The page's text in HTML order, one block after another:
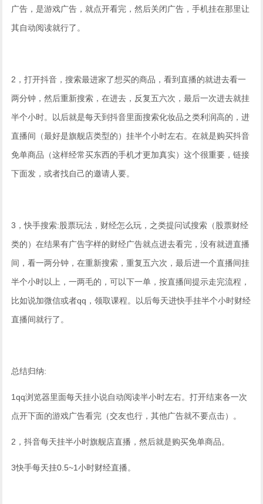
广告，是游戏广告，就点开看完，然后关闭广告，手机挂在那里让
其自动阅读就行了。
2，打开抖音，搜索最进家了想买的商品，看到直播的就进去看一
两分钟，然后重新搜索，在进去，反复五六次，最后一次进去就挂
半个小时。以后就是每天到抖音里面搜索化妆品之类利润高的，进
直播间（最好是旗舰店类型的）挂半个小时左右。在就是购买抖音
免单商品（这样经常买东西的手机才更加真实）这个很重要，链接
下面发，或者找自己的邀请人要。
3，快手搜索:股票玩法，财经怎么玩，之类提问试搜索（股票财经
类的）在结果有广告字样的财经广告就点进去看完，没有就进直播
间，看一两分钟，在重新搜索，重复五六次，最后进一个直播间挂
半个小时以上，一两毛的，可以下一单，按直播间提示走完流程，
比如说加微信或者qq，领取课程。以后每天进快手挂半个小时财经
直播间就行了。
总结归纳:
1qq浏览器里面每天挂小说自动阅读半小时左右。打开结束各一次
点开下面的游戏广告看完（交友也行，其他广告就不要点击）。
2，抖音每天挂半小时旗舰店直播，然后就是购买免单商品。
3快手每天挂0.5~1小时财经直播。